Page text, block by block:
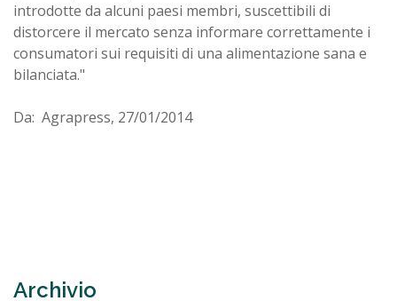
introdotte da alcuni paesi membri, suscettibili di
distorcere il mercato senza informare correttamente i
consumatori sui requisiti di una alimentazione sana e
bilanciata."
Da: Agrapress, 27/01/2014
Archivio